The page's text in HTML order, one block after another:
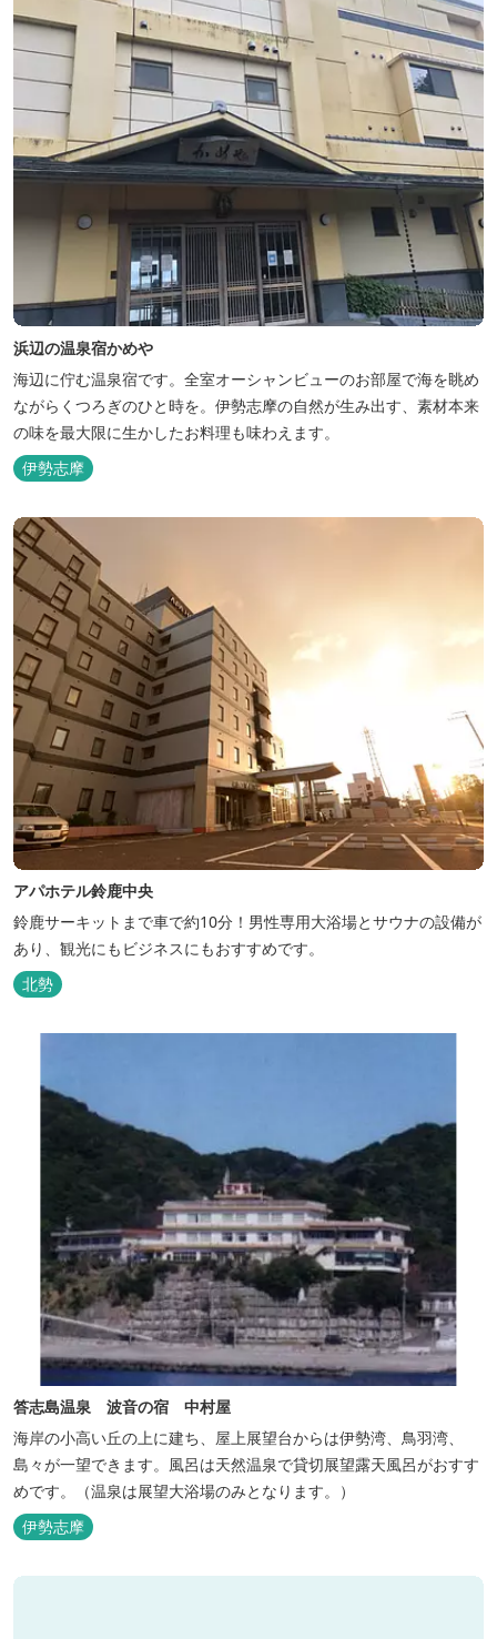
浜辺の温泉宿かめや
海辺に佇む温泉宿です。全室オーシャンビューのお部屋で海を眺め
ながらくつろぎのひと時を。伊勢志摩の自然が生み出す、素材本来
の味を最大限に生かしたお料理も味わえます。
伊勢志摩
アパホテル鈴鹿中央
鈴鹿サーキットまで車で約10分！男性専用大浴場とサウナの設備が
あり、観光にもビジネスにもおすすめです。
北勢
答志島温泉 波音の宿 中村屋
海岸の小高い丘の上に建ち、屋上展望台からは伊勢湾、鳥羽湾、
島々が一望できます。風呂は天然温泉で貸切展望露天風呂がおすす
めです。（温泉は展望大浴場のみとなります。）
伊勢志摩